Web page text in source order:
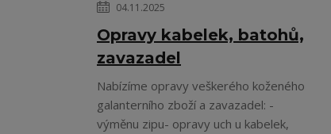
04.11.2025
Opravy kabelek, batohů,
zavazadel
Nabízíme opravy veškerého koženého
galanterního zboží a zavazadel: -
výměnu zipu- opravy uch u kabelek,